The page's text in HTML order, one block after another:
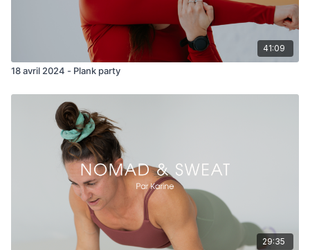
41:09
18 avril 2024 - Plank party
29:35